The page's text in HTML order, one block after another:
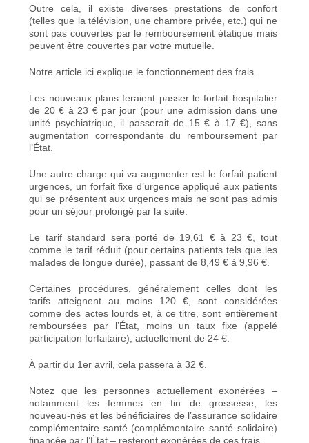
Outre cela, il existe diverses prestations de confort
(telles que la télévision, une chambre privée, etc.) qui ne
sont pas couvertes par le remboursement étatique mais
peuvent être couvertes par votre mutuelle.
Notrearticle ici explique le fonctionnement des frais.
Les nouveaux plans feraient passer le forfait hospitalier
de 20 € à 23 € par jour (pour une admission dans une
unité psychiatrique, il passerait de 15 € à 17 €), sans
augmentation correspondante du remboursement par
l’État.
Une autre charge qui va augmenter est le forfait patient
urgences, un forfait fixe d’urgence appliqué aux patients
qui se présentent aux urgences mais ne sont pas admis
pour un séjour prolongé par la suite.
Le tarif standard sera porté de 19,61 € à 23 €, tout
comme le tarif réduit (pour certains patients tels que les
malades de longue durée), passant de 8,49 € à 9,96 €.
Certaines procédures, généralement celles dont les
tarifs atteignent au moins 120 €, sont considérées
comme des actes lourds et, à ce titre, sont entièrement
remboursées par l’État, moins un taux fixe (appelé
participation forfaitaire), actuellement de 24 €.
À partir du 1er avril, cela passera à 32 €.
Notez que les personnes actuellement exonérées –
notamment les femmes en fin de grossesse, les
nouveau-nés et les bénéficiaires de l’assurance solidaire
complémentaire santé (complémentaire santé solidaire)
financée par l’État – resteront exonérées de ces frais.